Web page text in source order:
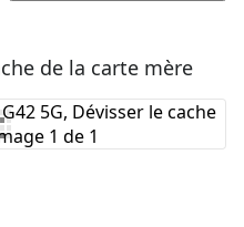
de la carte mère